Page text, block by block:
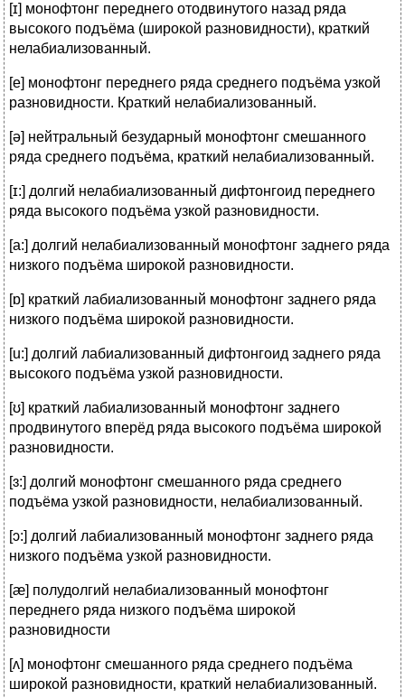
[ɪ] монофтонг переднего отодвинутого назад ряда
высокого подъёма (широкой разновидности), краткий
нелабиализованный.
[e] монофтонг переднего ряда среднего подъёма узкой
разновидности. Краткий нелабиализованный.
[ə] нейтральный безударный монофтонг смешанного
ряда среднего подъёма, краткий нелабиализованный.
[ɪ:] долгий нелабиализованный дифтонгоид переднего
ряда высокого подъёма узкой разновидности.
[a:] долгий нелабиализованный монофтонг заднего ряда
низкого подъёма широкой разновидности.
[ɒ] краткий лабиализованный монофтонг заднего ряда
низкого подъёма широкой разновидности.
[u:] долгий лабиализованный дифтонгоид заднего ряда
высокого подъёма узкой разновидности.
[ʊ] краткий лабиализованный монофтонг заднего
продвинутого вперёд ряда высокого подъёма широкой
разновидности.
[ɜ:] долгий монофтонг смешанного ряда среднего
подъёма узкой разновидности, нелабиализованный.
[ɔ:] долгий лабиализованный монофтонг заднего ряда
низкого подъёма узкой разновидности.
[æ] полудолгий нелабиализованный монофтонг
переднего ряда низкого подъёма широкой
разновидности
[ʌ] монофтонг смешанного ряда среднего подъёма
широкой разновидности, краткий нелабиализованный.